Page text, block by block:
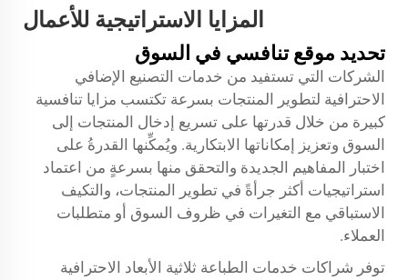
المزايا الاستراتيجية للأعمال
تحديد موقع تنافسي في السوق
الشركات التي تستفيد من خدمات التصنيع الإضافي
الاحترافية لتطوير المنتجات بسرعة تكتسب مزايا تنافسية
كبيرة من خلال قدرتها على تسريع إدخال المنتجات إلى
السوق وتعزيز إمكاناتها الابتكارية. ويُمكِّنها القدرةُ على
اختبار المفاهيم الجديدة والتحقق منها بسرعةٍ من اعتماد
استراتيجيات أكثر جرأةً في تطوير المنتجات، والتكيف
الاستباقي مع التغيرات في ظروف السوق أو متطلبات
العملاء.
توفر شراكات خدمات الطباعة ثلاثية الأبعاد الاحترافية